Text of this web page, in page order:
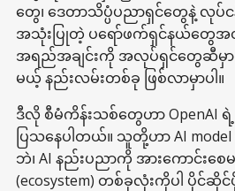
တွေ၊ ဒေတာသိပ္ပံပညာရှင်တွေနဲ့ လုပ်
အသုံးပြုတဲ့ ပရော်ဖက်ရှင်နယ်တွ
အရည်အချင်းကို အလုပ်ရှင်တွေဆီမှာ
မယ့် နည်းလမ်းတစ်ခု ဖြစ်လာမှာပါ။
ဒီလို စီမံကိန်းသစ်တွေဟာ OpenAI
ပြသနေပါတယ်။ သူတို့ဟာ AI
ဘဲ၊ AI နည်းပညာကို အားကောင်းစ
(ecosystem) တစ်ခုလုံးကိုပါ ပိုင်ဆိုင်